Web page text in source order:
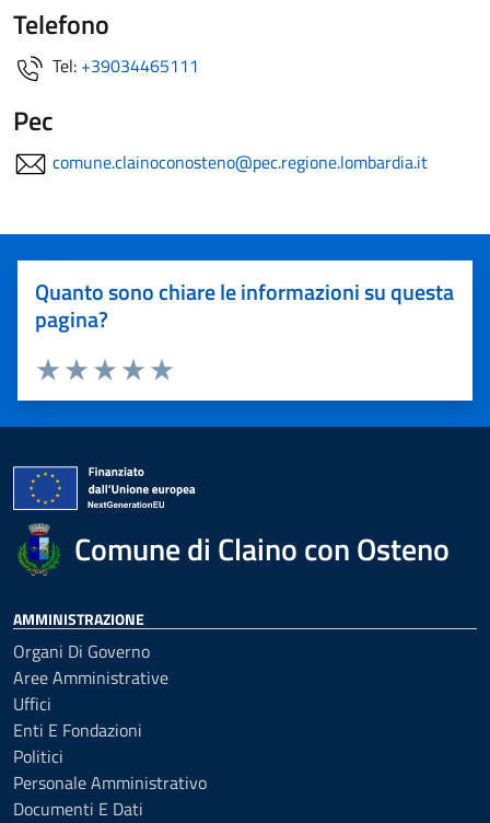
Telefono
Tel: +39034465111
Pec
comune.clainoconosteno@pec.regione.lombardia.it
Quanto sono chiare le informazioni su questa
pagina?
Valuta 5 stelle su 5
Valuta 4 stelle su 5
Valuta 3 stelle su 5
Valuta 2 stelle su 5
Valuta 1 stelle su 5
Comune di Claino con Osteno
AMMINISTRAZIONE
Organi Di Governo
Aree Amministrative
Uffici
Enti E Fondazioni
Politici
Personale Amministrativo
Documenti E Dati